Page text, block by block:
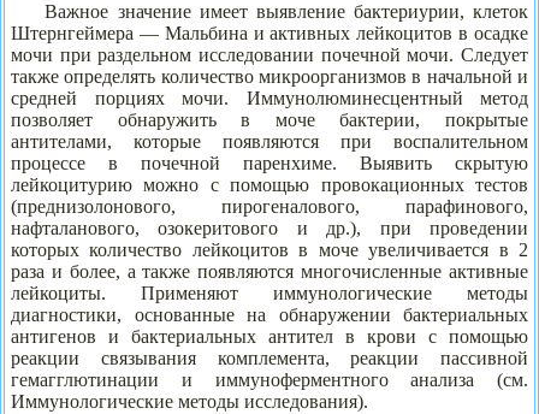
Важное значение имеет выявление бактериурии, клеток
Штернгеймера — Мальбина и активных лейкоцитов в осадке
мочи при раздельном исследовании почечной мочи. Следует
также определять количество микроорганизмов в начальной и
средней порциях мочи. Иммунолюминесцентный метод
позволяет обнаружить в моче бактерии, покрытые
антителами, которые появляются при воспалительном
процессе в почечной паренхиме. Выявить скрытую
лейкоцитурию можно с помощью провокационных тестов
(преднизолонового, пирогеналового, парафинового,
нафталанового, озокеритового и др.), при проведении
которых количество лейкоцитов в моче увеличивается в 2
раза и более, а также появляются многочисленные активные
лейкоциты. Применяют иммунологические методы
диагностики, основанные на обнаружении бактериальных
антигенов и бактериальных антител в крови с помощью
реакции связывания комплемента, реакции пассивной
гемагглютинации и иммуноферментного анализа (см.
Иммунологические методы исследования).